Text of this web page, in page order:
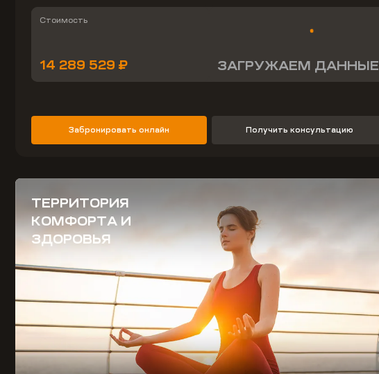
Стоимость
14 289 529 ₽ ЗАГРУЖАЕМ ДАННЫЕ
Забронировать онлайн Получить консультацию
ТЕРРИТОРИЯ
КОМФОРТА И
ЗДОРОВЬЯ